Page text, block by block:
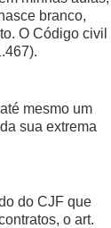
branco,
O Código civil
mesmo um
sua extrema
do CJF que
o art.